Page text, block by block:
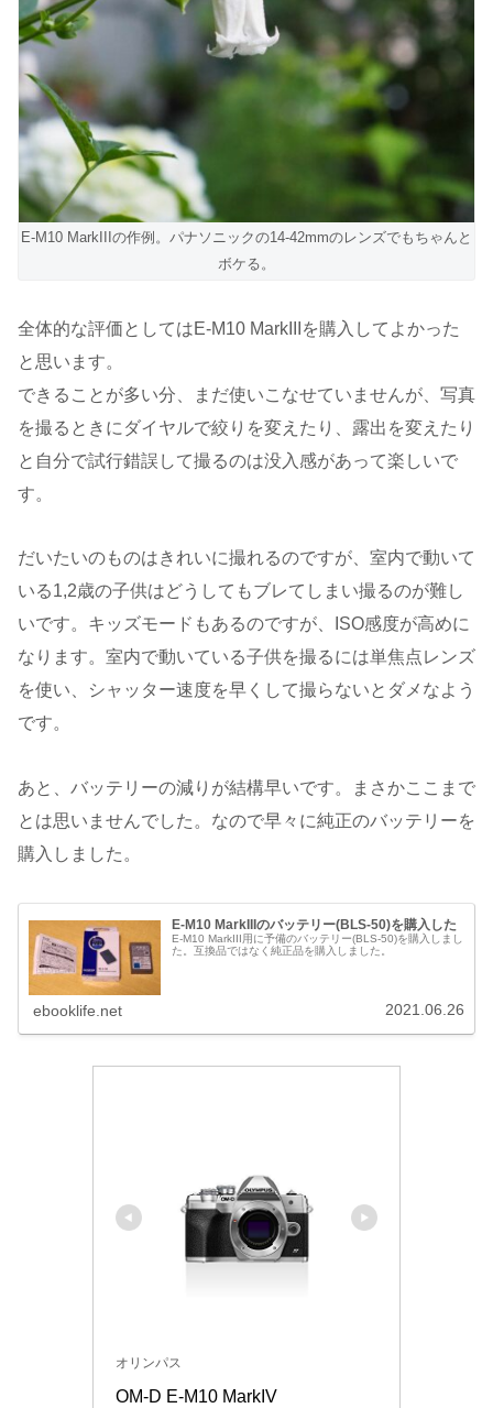
E-M10 MarkIIIの作例。パナソニックの14-42mmのレンズでもちゃんと
ボケる。
全体的な評価としてはE-M10 MarkIIIを購入してよかった
と思います。
できることが多い分、まだ使いこなせていませんが、写真
を撮るときにダイヤルで絞りを変えたり、露出を変えたり
と自分で試行錯誤して撮るのは没入感があって楽しいで
す。
だいたいのものはきれいに撮れるのですが、室内で動いて
いる1,2歳の子供はどうしてもブレてしまい撮るのが難し
いです。キッズモードもあるのですが、ISO感度が高めに
なります。室内で動いている子供を撮るには単焦点レンズ
を使い、シャッター速度を早くして撮らないとダメなよう
です。
あと、バッテリーの減りが結構早いです。まさかここまで
とは思いませんでした。なので早々に純正のバッテリーを
購入しました。
E-M10 MarkIIIのバッテリー(BLS-50)を購入した
E-M10 MarkIII用に予備のバッテリー(BLS-50)を購入しまし
た。互換品ではなく純正品を購入しました。
ebooklife.net 2021.06.26
オリンパス
OM-D E-M10 MarkIV